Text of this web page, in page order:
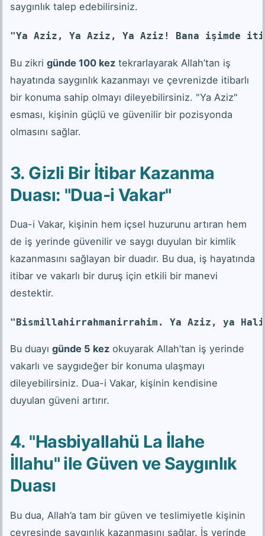
saygınlık talep edebilirsiniz.
"Ya Aziz, Ya Aziz, Ya Aziz! Bana işimde
Bu zikri günde 100 kez tekrarlayarak Allah’tan iş
hayatında saygınlık kazanmayı ve çevrenizde itibarlı
bir konuma sahip olmayı dileyebilirsiniz. "Ya Aziz"
esması, kişinin güçlü ve güvenilir bir pozisyonda
olmasını sağlar.
3. Gizli Bir İtibar Kazanma
Duası: "Dua-i Vakar"
Dua-i Vakar, kişinin hem içsel huzurunu artıran hem
de iş yerinde güvenilir ve saygı duyulan bir kimlik
kazanmasını sağlayan bir duadır. Bu dua, iş hayatında
itibar ve vakarlı bir duruş için etkili bir manevi
destektir.
"Bismillahirrahmanirrahim. Ya Aziz, ya
Bu duayı günde 5 kez okuyarak Allah’tan iş yerinde
vakarlı ve saygıdeğer bir konuma ulaşmayı
dileyebilirsiniz. Dua-i Vakar, kişinin kendisine
duyulan güveni artırır.
4. "Hasbiyallahü La İlahe
İllahu" ile Güven ve Saygınlık
Duası
Bu dua, Allah’a tam bir güven ve teslimiyetle kişinin
çevresinde saygınlık kazanmasını sağlar. İş yerinde